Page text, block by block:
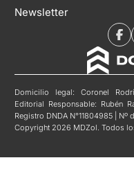
Newsletter
Domicilio legal: Coronel
Editorial Responsable: Rubén
Registro DNDA N°11804985 |
Copyright 2026 MDZol. Todos